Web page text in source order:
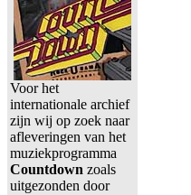
Voor het
internationale archief
zijn wij op zoek naar
afleveringen van het
muziekprogramma
Countdown zoals
uitgezonden door